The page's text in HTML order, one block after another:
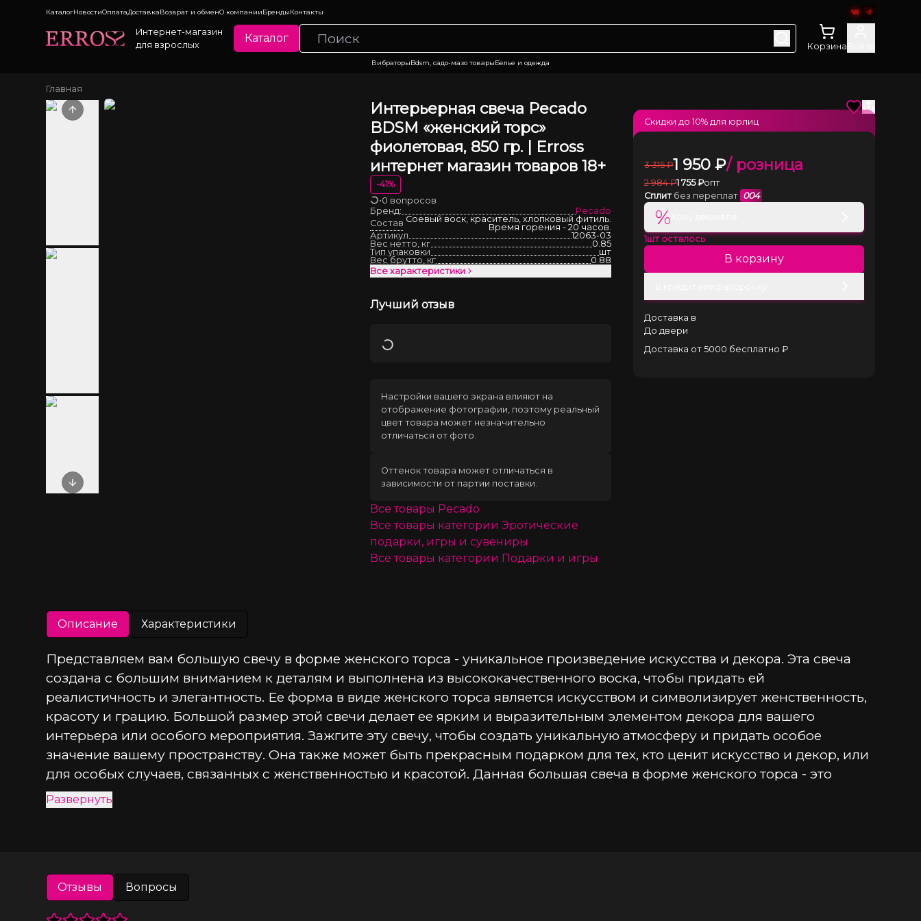
КаталогНовостиОплатаДоставкаВозврат и обменО компанииБрендыКонтакты
Интернет-магазин
для взрослых
Каталог
Корзина
ВибраторыBdsm, садо-мазо товарыБелье и одежда
Главная
Previous slide
Next slide
Интерьерная свеча Pecado
BDSM «женский торс»
фиолетовая, 850 гр. | Erross
интернет магазин товаров 18+
-41%
Загрузка
•0 вопросов
Бренд:
Pecado
Состав Соевый воск, краситель, хлопковый фитиль.
Время горения - 20 часов.
Артикул
12063-03
Вес нетто, кг
0.85
Тип упаковки
шт
Вес брутто, кг
0.88
Все характеристики
Лучший отзыв
Загрузка
Настройки вашего экрана влияют на
отображение фотографии, поэтому реальный
цвет товара может незначительно
отличаться от фото.
Оттенок товара может отличаться в
зависимости от партии поставки.
Все товары Pecado
Все товары категории Эротические
подарки, игры и сувениры
Все товары категории Подарки и игры
3 315 ₽1 950 ₽/ розница
2 984 ₽1 755₽опт
Сплит без переплат 004
%
1шт осталось
В корзину
Доставка в
До двери
Доставка от 5000 бесплатно ₽
Скидки до10% для юрлиц
Описание Характеристики
Представляем вам большую свечу в форме женского торса - уникальное произведение искусства и декора. Эта свеча
создана с большим вниманием к деталям и выполнена из высококачественного воска, чтобы придать ей
реалистичность и элегантность. Ее форма в виде женского торса является искусством и символизирует женственность,
красоту и грацию. Большой размер этой свечи делает ее ярким и выразительным элементом декора для вашего
интерьера или особого мероприятия. Зажгите эту свечу, чтобы создать уникальную атмосферу и придать особое
значение вашему пространству. Она также может быть прекрасным подарком для тех, кто ценит искусство и декор, или
для особых случаев, связанных с женственностью и красотой. Данная большая свеча в форме женского торса - это
исключительное и впечатляющее произведение искусства.
Развернуть
Отзывы Вопросы